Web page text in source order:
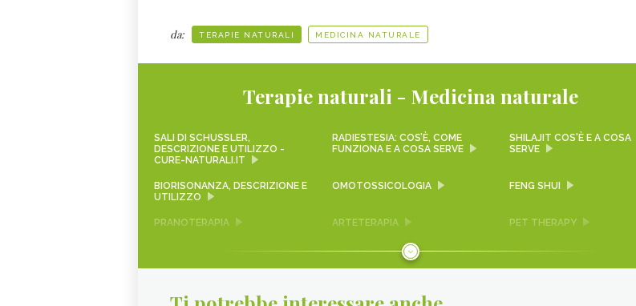
da: TERAPIE NATURALI MEDICINA NATURALE
Terapie naturali - Medicina naturale
SALI DI SCHUSSLER,
DESCRIZIONE E UTILIZZO -
CURE-NATURALI.IT
RADIESTESIA: COS’È, COME
FUNZIONA E A COSA SERVE
SHILAJIT COS'È E A COSA
SERVE
BIORISONANZA, DESCRIZIONE E
UTILIZZO
OMOTOSSICOLOGIA FENG SHUI
PRANOTERAPIA ARTETERAPIA PET THERAPY
DESOMATIZZAZIONE®
TANTRA
CRISTALLOTERAPIA,